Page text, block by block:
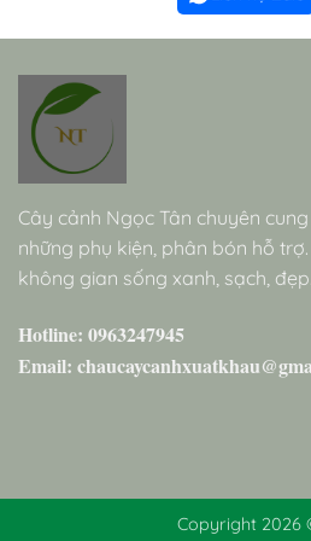
Cây cảnh Ngọc Tân chuyên
những phụ kiện, phân bón hỗ
không gian sống xanh, sạch, đẹp.
Hotline: 0963247945
Email:
Copyright 2026